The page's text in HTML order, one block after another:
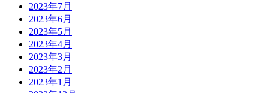
2023年7月
2023年6月
2023年5月
2023年4月
2023年3月
2023年2月
2023年1月